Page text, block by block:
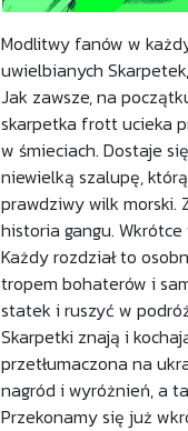
Modlitwy fanów w
uwielbianych
Jak zawsze, na
skarpetka frott ucieka
w śmieciach. Dostaje
niewielką szalupę,
prawdziwy wilk morski.
historia gangu.
Każdy rozdział to
tropem bohaterów i
statek i ruszyć w
Skarpetki znają i
przetłumaczona na
nagród i wyróżnień, a
Przekonamy się już